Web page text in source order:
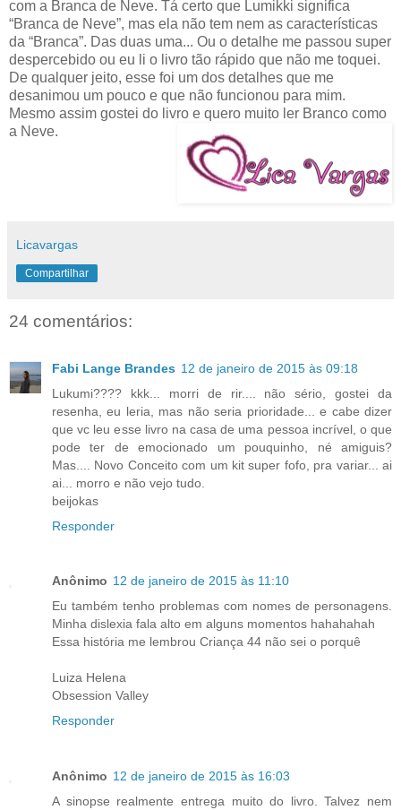
com a Branca de Neve. Tá certo que Lumikki significa
“Branca de Neve”, mas ela não tem nem as características
da “Branca”. Das duas uma... Ou o detalhe me passou super
despercebido ou eu li o livro tão rápido que não me toquei.
De qualquer jeito, esse foi um dos detalhes que me
desanimou um pouco e que não funcionou para mim.
Mesmo assim gostei do livro e quero muito ler Branco como
a Neve.
Licavargas
Compartilhar
24 comentários:
Fabi Lange Brandes 12 de janeiro de 2015 às 09:18
Lukumi???? kkk... morri de rir.... não sério, gostei da
resenha, eu leria, mas não seria prioridade... e cabe dizer
que vc leu esse livro na casa de uma pessoa incrível, o que
pode ter de emocionado um pouquinho, né amiguis?
Mas.... Novo Conceito com um kit super fofo, pra variar... ai
ai... morro e não vejo tudo.
beijokas
Responder
Anônimo 12 de janeiro de 2015 às 11:10
Eu também tenho problemas com nomes de personagens.
Minha dislexia fala alto em alguns momentos hahahahah
Essa história me lembrou Criança 44 não sei o porquê
Luiza Helena
Obsession Valley
Responder
Anônimo 12 de janeiro de 2015 às 16:03
A sinopse realmente entrega muito do livro. Talvez nem